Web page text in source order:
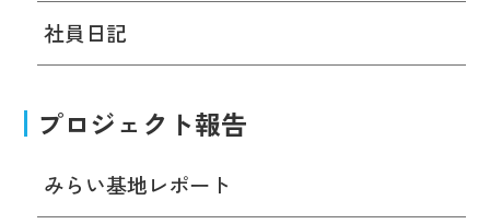
社員日記
プロジェクト報告
みらい基地レポート